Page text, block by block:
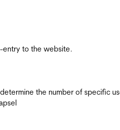
entry to the website.
the number of specific